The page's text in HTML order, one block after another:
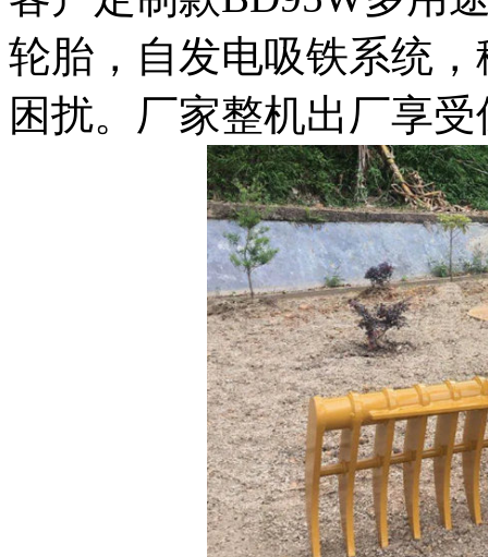
轮胎，自发电吸铁系统
困扰。厂家整机出厂享